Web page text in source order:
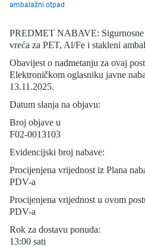
ambalažni otpad
PREDMET NABAVE: Sigurnosne
vreća za PET, Al/Fe i stakleni
Obavijest o nadmetanju za ovaj
Elektroničkom oglasniku javne
13.11.2025.
Datum slanja na
Broj objave u
F02-0013103
Evidencijski broj
Procijenjena vrijednost iz Plana
PDV-a
Procijenjena vrijednost u ovom
PDV-a
Rok za dostavu
13:00 sati